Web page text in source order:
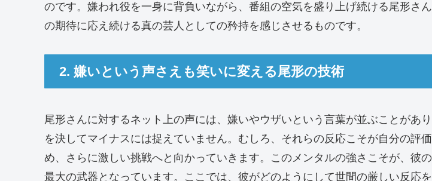
のです。嫌われ役を一身に背負いながら、番組の空気を盛り上げ続ける尾形さ
の期待に応え続ける真の芸人としての矜持を感じさせるものです。
2. 嫌いという声さえも笑いに変える尾形の技術
尾形さんに対するネット上の声には、嫌いやウザいという言葉が並ぶことがあ
を決してマイナスには捉えていません。むしろ、それらの反応こそが自分の評
め、さらに激しい挑戦へと向かっていきます。このメンタルの強さこそが、彼
最大の武器となっています。ここでは、彼がどのようにして世間の厳しい反応